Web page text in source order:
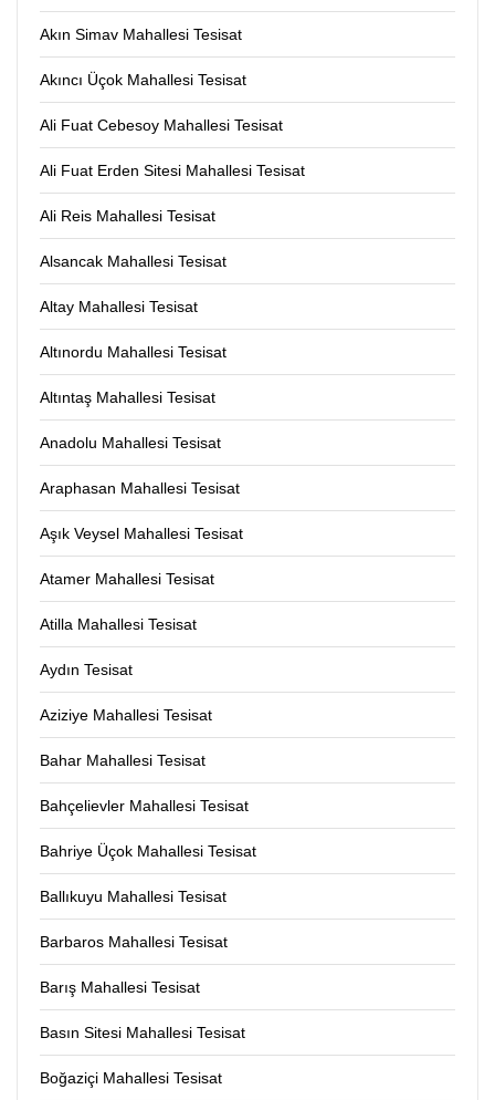
Akın Simav Mahallesi Tesisat
Akıncı Üçok Mahallesi Tesisat
Ali Fuat Cebesoy Mahallesi Tesisat
Ali Fuat Erden Sitesi Mahallesi Tesisat
Ali Reis Mahallesi Tesisat
Alsancak Mahallesi Tesisat
Altay Mahallesi Tesisat
Altınordu Mahallesi Tesisat
Altıntaş Mahallesi Tesisat
Anadolu Mahallesi Tesisat
Araphasan Mahallesi Tesisat
Aşık Veysel Mahallesi Tesisat
Atamer Mahallesi Tesisat
Atilla Mahallesi Tesisat
Aydın Tesisat
Aziziye Mahallesi Tesisat
Bahar Mahallesi Tesisat
Bahçelievler Mahallesi Tesisat
Bahriye Üçok Mahallesi Tesisat
Ballıkuyu Mahallesi Tesisat
Barbaros Mahallesi Tesisat
Barış Mahallesi Tesisat
Basın Sitesi Mahallesi Tesisat
Boğaziçi Mahallesi Tesisat